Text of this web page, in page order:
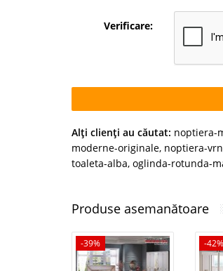
Verificare:
Alţi clienţi au căutat: noptiera-
moderne-originale, noptiera-vrn
toaleta-alba, oglinda-rotunda-
Produse asemanătoare
-39% -42%